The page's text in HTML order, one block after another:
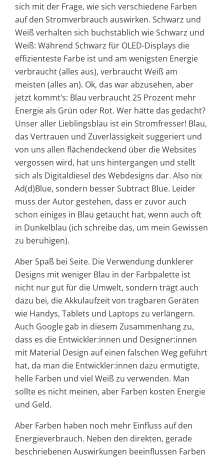
sich mit der Frage, wie sich verschiedene Farben
auf den Stromverbrauch auswirken. Schwarz und
Weiß verhalten sich buchstäblich wie Schwarz und
Weiß: Während Schwarz für OLED-Displays die
effizienteste Farbe ist und am wenigsten Energie
verbraucht (alles aus), verbraucht Weiß am
meisten (alles an). Ok, das war abzusehen, aber
jetzt kommt’s: Blau verbraucht 25 Prozent mehr
Energie als Grün oder Rot. Wer hätte das gedacht?
Unser aller Lieblingsblau ist ein Stromfresser! Blau,
das Vertrauen und Zuverlässigkeit suggeriert und
von uns allen flächendeckend über die Websites
vergossen wird, hat uns hintergangen und stellt
sich als Digitaldiesel des Webdesigns dar. Also nix
Ad(d)Blue, sondern besser Subtract Blue. Leider
muss der Autor gestehen, dass er zuvor auch
schon einiges in Blau getaucht hat, wenn auch oft
in Dunkelblau (ich schreibe das, um mein Gewissen
zu beruhigen).
Aber Spaß bei Seite. Die Verwendung dunklerer
Designs mit weniger Blau in der Farbpalette ist
nicht nur gut für die Umwelt, sondern trägt auch
dazu bei, die Akkulaufzeit von tragbaren Geräten
wie Handys, Tablets und Laptops zu verlängern.
Auch Google gab in diesem Zusammenhang zu,
dass es die Entwickler:innen und Designer:innen
mit Material Design auf einen falschen Weg geführt
hat, da man die Entwickler:innen dazu ermutigte,
helle Farben und viel Weiß zu verwenden. Man
sollte es nicht meinen, aber Farben kosten Energie
und Geld.
Aber Farben haben noch mehr Einfluss auf den
Energieverbrauch. Neben den direkten, gerade
beschriebenen Auswirkungen beeinflussen Farben